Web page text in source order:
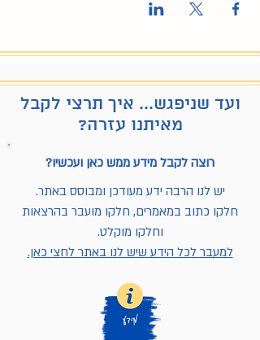
ועד שניפגש... איך תרצי לקבל
מאיתנו עזרה?
רוצה לקבל מידע ממש כאן ועכשיו?
יש לנו הרבה ידע מעודכן ומבוסס באתר.
חלקו כתוב במאמרים, חלקו מועבר בהרצאות
וחלקו מוקלט.
למעבר לכל הידע שיש לנו באתר לחצי כאן.